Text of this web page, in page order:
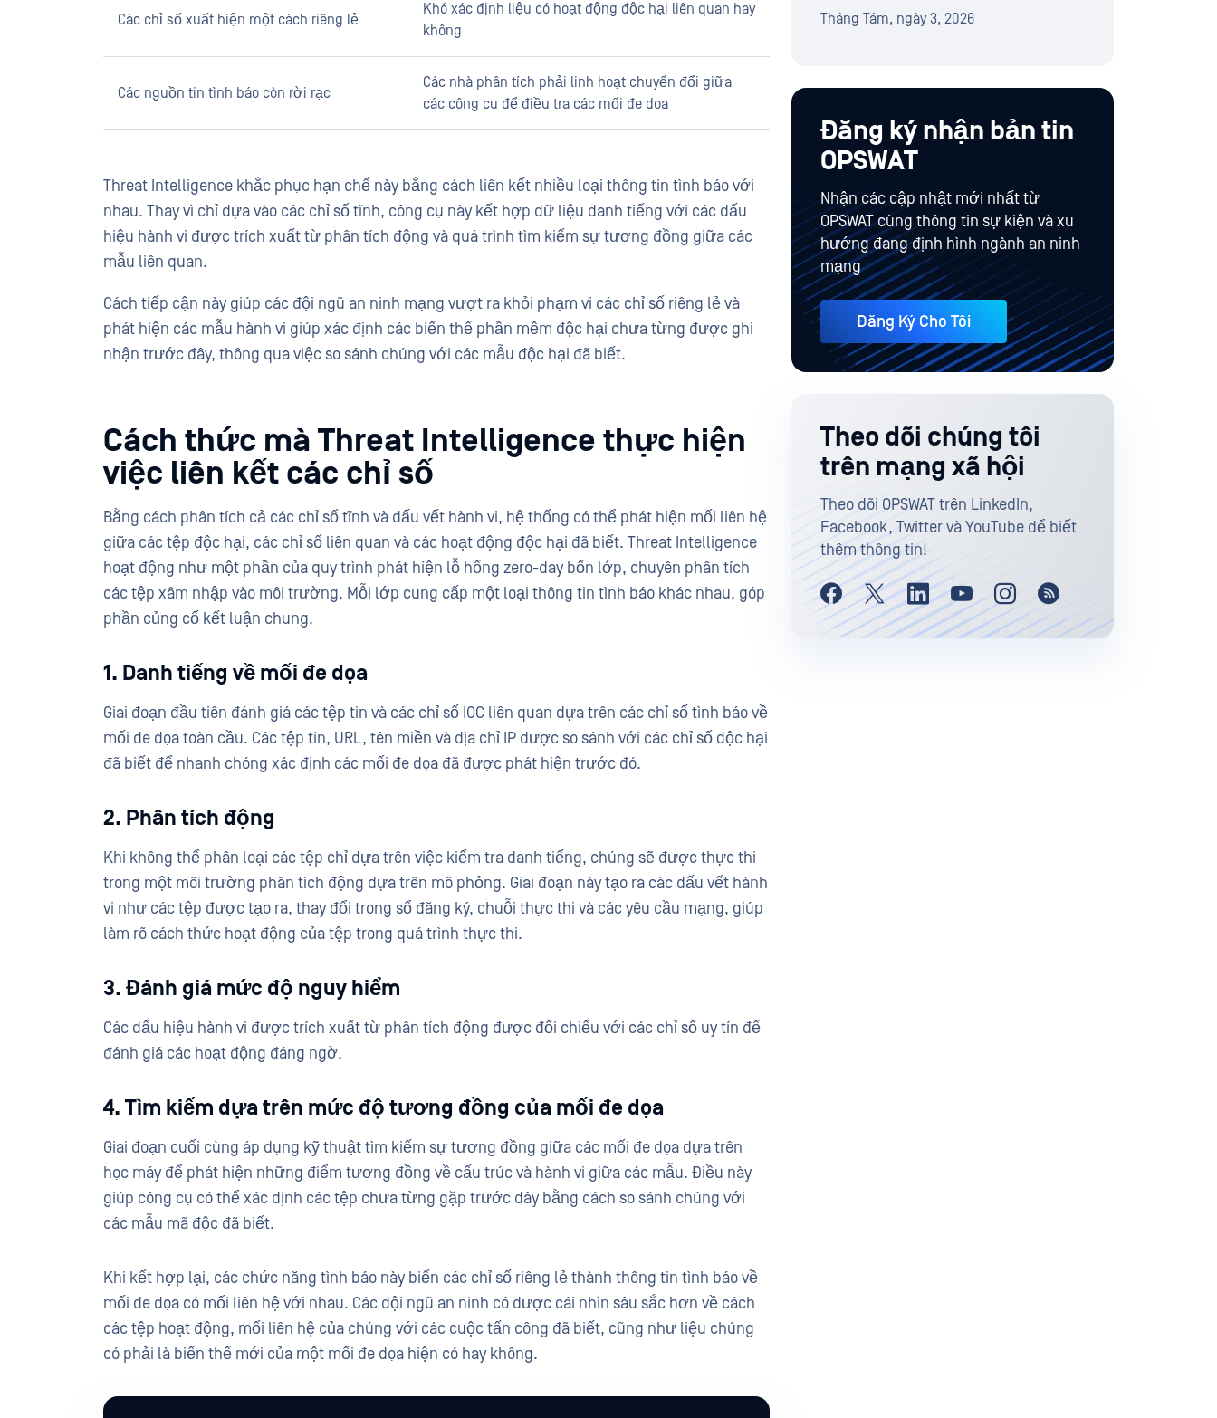
Các chỉ số xuất hiện một cách riêng lẻ
Khó xác định liệu có hoạt động độc hại liên quan hay
không
Các nguồn tin tình báo còn rời rạc
Các nhà phân tích phải linh hoạt chuyển đổi giữa
các công cụ để điều tra các mối đe dọa
Threat Intelligence khắc phục hạn chế này bằng cách liên kết nhiều loại thông tin tình báo với
nhau. Thay vì chỉ dựa vào các chỉ số tĩnh, công cụ này kết hợp dữ liệu danh tiếng với các dấu
hiệu hành vi được trích xuất từ phân tích động và quá trình tìm kiếm sự tương đồng giữa các
mẫu liên quan.
Cách tiếp cận này giúp các đội ngũ an ninh mạng vượt ra khỏi phạm vi các chỉ số riêng lẻ và
phát hiện các mẫu hành vi giúp xác định các biến thể phần mềm độc hại chưa từng được ghi
nhận trước đây, thông qua việc so sánh chúng với các mẫu độc hại đã biết.
Cách thức mà Threat Intelligence thực hiện
việc liên kết các chỉ số
Bằng cách phân tích cả các chỉ số tĩnh và dấu vết hành vi, hệ thống có thể phát hiện mối liên hệ
giữa các tệp độc hại, các chỉ số liên quan và các hoạt động độc hại đã biết. Threat Intelligence
hoạt động như một phần của quy trình phát hiện lỗ hổng zero-day bốn lớp, chuyên phân tích
các tệp xâm nhập vào môi trường. Mỗi lớp cung cấp một loại thông tin tình báo khác nhau, góp
phần củng cố kết luận chung.
1. Danh tiếng về mối đe dọa
Giai đoạn đầu tiên đánh giá các tệp tin và các chỉ số IOC liên quan dựa trên các chỉ số tình báo về
mối đe dọa toàn cầu. Các tệp tin, URL, tên miền và địa chỉ IP được so sánh với các chỉ số độc hại
đã biết để nhanh chóng xác định các mối đe dọa đã được phát hiện trước đó.
2. Phân tích động
Khi không thể phân loại các tệp chỉ dựa trên việc kiểm tra danh tiếng, chúng sẽ được thực thi
trong một môi trường phân tích động dựa trên mô phỏng. Giai đoạn này tạo ra các dấu vết hành
vi như các tệp được tạo ra, thay đổi trong sổ đăng ký, chuỗi thực thi và các yêu cầu mạng, giúp
làm rõ cách thức hoạt động của tệp trong quá trình thực thi.
3. Đánh giá mức độ nguy hiểm
Các dấu hiệu hành vi được trích xuất từ phân tích động được đối chiếu với các chỉ số uy tín để
đánh giá các hoạt động đáng ngờ.
4. Tìm kiếm dựa trên mức độ tương đồng của mối đe dọa
Giai đoạn cuối cùng áp dụng kỹ thuật tìm kiếm sự tương đồng giữa các mối đe dọa dựa trên
học máy để phát hiện những điểm tương đồng về cấu trúc và hành vi giữa các mẫu. Điều này
giúp công cụ có thể xác định các tệp chưa từng gặp trước đây bằng cách so sánh chúng với
các mẫu mã độc đã biết.
Khi kết hợp lại, các chức năng tình báo này biến các chỉ số riêng lẻ thành thông tin tình báo về
mối đe dọa có mối liên hệ với nhau. Các đội ngũ an ninh có được cái nhìn sâu sắc hơn về cách
các tệp hoạt động, mối liên hệ của chúng với các cuộc tấn công đã biết, cũng như liệu chúng
có phải là biến thể mới của một mối đe dọa hiện có hay không.
Tháng Tám, ngày 3, 2026
Đăng ký nhận bản tin
OPSWAT
Nhận các cập nhật mới nhất từ
OPSWAT cùng thông tin sự kiện và xu
hướng đang định hình ngành an ninh
mạng
Đăng Ký Cho Tôi
Theo dõi chúng tôi
trên mạng xã hội
Theo dõi OPSWAT trên LinkedIn,
Facebook, Twitter và YouTube để biết
thêm thông tin!